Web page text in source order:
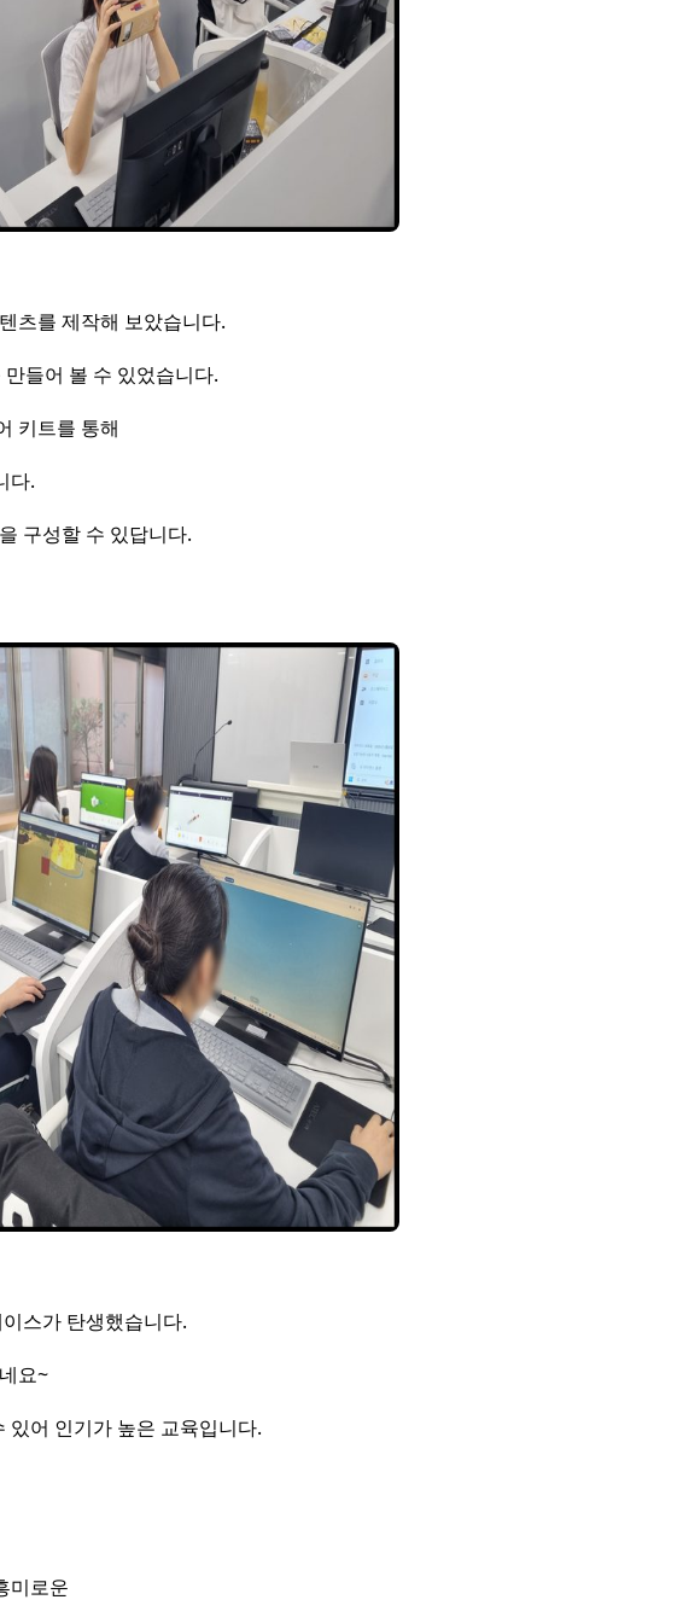
츠를 제작해 보았습니다.
들어 볼 수 있었습니다.
키트를 통해
다.
구성할 수 있답니다.
스가 탄생했습니다.
요~
있어 인기가 높은 교육입니다.
미로운